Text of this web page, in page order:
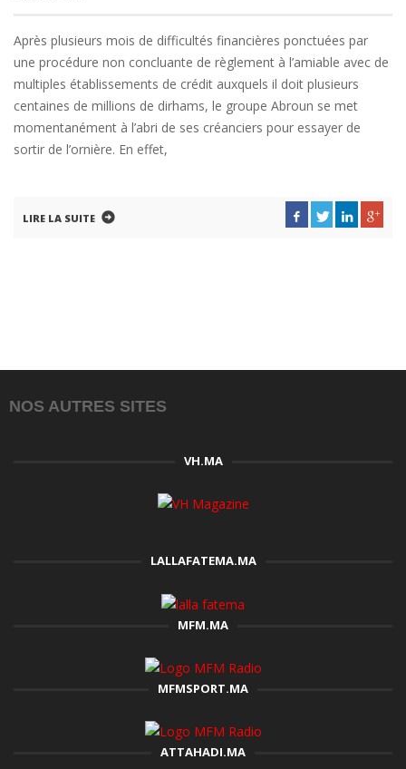
Après plusieurs mois de difficultés financières ponctuées par
une procédure non concluante de règlement à l’amiable avec de
multiples établissements de crédit auxquels il doit plusieurs
centaines de millions de dirhams, le groupe Abroun se met
momentanément à l’abri de ses créanciers pour essayer de
sortir de l’ornière. En effet,
LIRE LA SUITE
NOS AUTRES SITES
VH.MA
LALLAFATEMA.MA
MFM.MA
MFMSPORT.MA
ATTAHADI.MA